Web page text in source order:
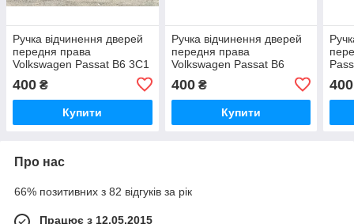
Ручка відчинення дверей
передня права
Volkswagen Passat B6 3C1
400 ₴
Купити
Ручка відчинення дверей
передня права
Volkswagen Passat B6
400₴
Купити
400
Про нас
66% позитивних з 82 відгуків за рік
Працює з 12.05.2015